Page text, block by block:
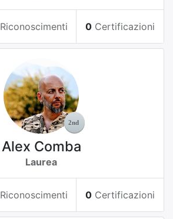
Riconoscimenti 0 Certificazioni
Alex Comba
Laurea
Riconoscimenti 0 Certificazioni